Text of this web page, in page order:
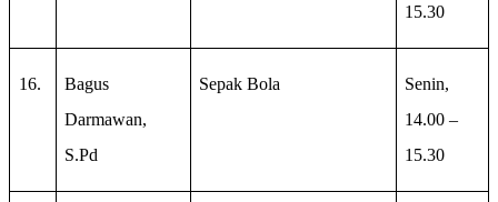
15.30
16.
Bagus
Darmawan,
S.Pd
Sepak Bola
Senin,
14.00 –
15.30